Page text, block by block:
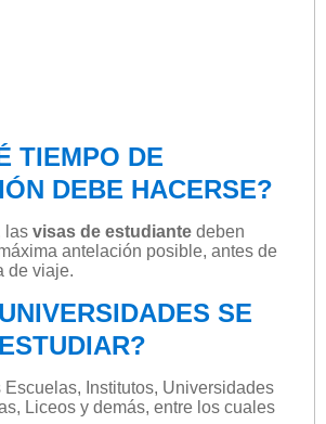
TIEMPO DE
DEBE HACERSE?
las visas de estudiante deben
antelación posible, antes de
de viaje.
SE
Institutos, Universidades
Liceos y demás, entre los cuales